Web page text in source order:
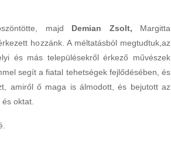
majd Demian Zsolt, Margitta
hozzánk. A méltatásból megtudtuk,az
és más településekről érkező művészek
segít a fiatal tehetségek fejlődésében, és
amiről ő maga is álmodott, és bejutott az
oktat.